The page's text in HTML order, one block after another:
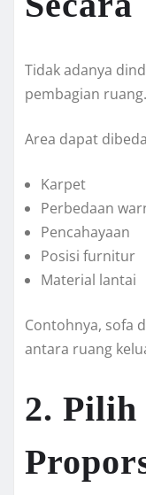
Tidak adanya
pembagian ruang.
Area dapat
Karpet
Perbedaan
Pencahayaan
Posisi furnitur
Material lantai
Contohnya, sofa
antara ruang
2.